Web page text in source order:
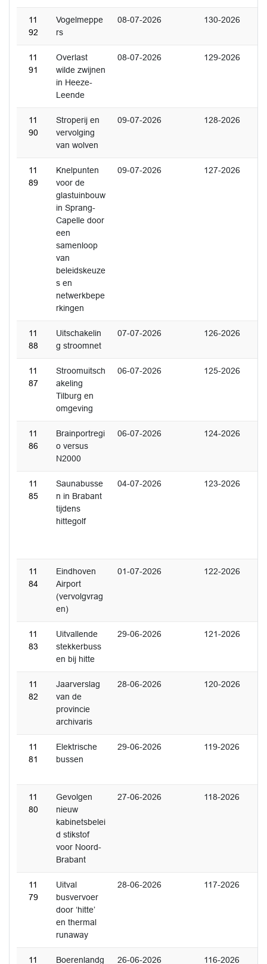
11
92
Vogelmeppe
rs
08-07-2026 130-2026
11
91
Overlast
wilde zwijnen
in Heeze-
Leende
08-07-2026 129-2026
11
90
Stroperij en
vervolging
van wolven
09-07-2026 128-2026
11
89
Knelpunten
voor de
glastuinbouw
in Sprang-
Capelle door
een
samenloop
van
beleidskeuze
s en
netwerkbepe
rkingen
09-07-2026 127-2026
11
88
Uitschakelin
g stroomnet
07-07-2026 126-2026
11
87
Stroomuitsch
akeling
Tilburg en
omgeving
06-07-2026 125-2026
11
86
Brainportregi
o versus
N2000
06-07-2026 124-2026
11
85
Saunabusse
n in Brabant
tijdens
hittegolf
04-07-2026 123-2026
11
84
Eindhoven
Airport
(vervolgvrag
en)
01-07-2026 122-2026
11
83
Uitvallende
stekkerbuss
en bij hitte
29-06-2026 121-2026
11
82
Jaarverslag
van de
provincie
archivaris
28-06-2026 120-2026
11
81
Elektrische
bussen
29-06-2026 119-2026
11
80
Gevolgen
nieuw
kabinetsbelei
d stikstof
voor Noord-
Brabant
27-06-2026 118-2026
11
79
Uitval
busvervoer
door ‘hitte’
en thermal
runaway
28-06-2026 117-2026
11 Boerenlandg 26-06-2026 116-2026